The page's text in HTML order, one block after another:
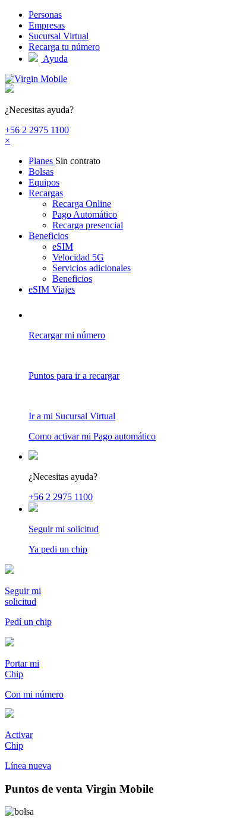
Pasar al contenido principal
Personas
Empresas
Sucursal Virtual
Recarga tu número
Ayuda
¿Necesitas ayuda?
+56 2 2975 1100
×
Planes Sin contrato
Bolsas
Equipos
Recargas
Recarga Online
Pago Automático
Recarga presencial
Beneficios
eSIM
Velocidad 5G
Servicios adicionales
Beneficios
eSIM Viajes
Recargar mi número
Puntos para ir a recargar
Ir a mi Sucursal Virtual
Como activar mi Pago automático
¿Necesitas ayuda?
+56 2 2975 1100
Seguir mi solicitud
Ya pedi un chip
Seguir mi
solicitud
Pedí un chip
Portar mi
Chip
Con mi número
Activar
Chip
Línea nueva
Puntos de venta Virgin Mobile